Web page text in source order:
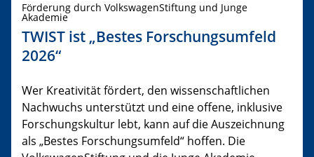
Förderung durch VolkswagenStiftung und Junge
Akademie
TWIST ist „Bestes Forschungsumfeld
2026“
Wer Kreativität fördert, den wissenschaftlichen
Nachwuchs unterstützt und eine offene, inklusive
Forschungskultur lebt, kann auf die Auszeichnung
als „Bestes Forschungsumfeld“ hoffen. Die